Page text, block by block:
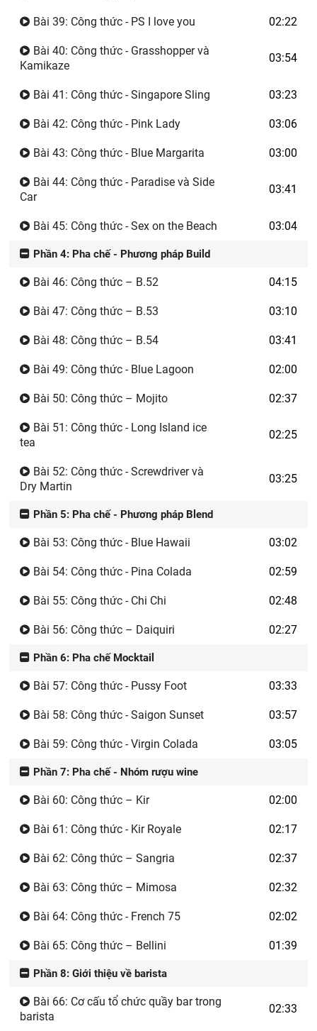
Bài 39: Công thức - PS I love you 02:22
Bài 40: Công thức - Grasshopper và
Kamikaze
03:54
Bài 41: Công thức - Singapore Sling 03:23
Bài 42: Công thức - Pink Lady 03:06
Bài 43: Công thức - Blue Margarita 03:00
Bài 44: Công thức - Paradise và Side
Car
03:41
Bài 45: Công thức - Sex on the Beach 03:04
Phần 4: Pha chế - Phương pháp Build
Bài 46: Công thức – B.52 04:15
Bài 47: Công thức – B.53 03:10
Bài 48: Công thức – B.54 03:41
Bài 49: Công thức - Blue Lagoon 02:00
Bài 50: Công thức – Mojito 02:37
Bài 51: Công thức - Long Island ice
tea
02:25
Bài 52: Công thức - Screwdriver và
Dry Martin
03:25
Phần 5: Pha chế - Phương pháp Blend
Bài 53: Công thức - Blue Hawaii 03:02
Bài 54: Công thức - Pina Colada 02:59
Bài 55: Công thức - Chi Chi 02:48
Bài 56: Công thức – Daiquiri 02:27
Phần 6: Pha chế Mocktail
Bài 57: Công thức - Pussy Foot 03:33
Bài 58: Công thức - Saigon Sunset 03:57
Bài 59: Công thức - Virgin Colada 03:05
Phần 7: Pha chế - Nhóm rượu wine
Bài 60: Công thức – Kir 02:00
Bài 61: Công thức - Kir Royale 02:17
Bài 62: Công thức – Sangria 02:37
Bài 63: Công thức – Mimosa 02:32
Bài 64: Công thức - French 75 02:02
Bài 65: Công thức – Bellini 01:39
Phần 8: Giới thiệu về barista
Bài 66: Cơ cấu tổ chức quầy bar trong
barista
02:33